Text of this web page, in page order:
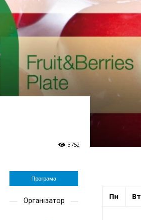
3752
Програма
Організатор Пн Вт